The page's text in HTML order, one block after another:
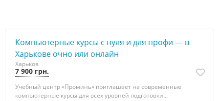
Компьютерные курсы с нуля и для профи — в
Харькове очно или онлайн
Харьков
7 900 грн.
Учебный центр «Проминь» приглашает на современные
компьютерные курсы для всех уровней подготовки...